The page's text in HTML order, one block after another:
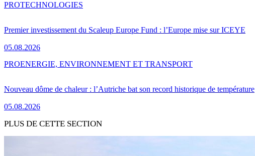
Premier investissement du Scaleup Europe Fund : l’Europe mise sur ICEYE
05.08.2026
PROTECHNOLOGIES
Nouveau dôme de chaleur : l’Autriche bat son record historique de température
05.08.2026
PROENERGIE, ENVIRONNEMENT ET TRANSPORT
PLUS DE CETTE SECTION